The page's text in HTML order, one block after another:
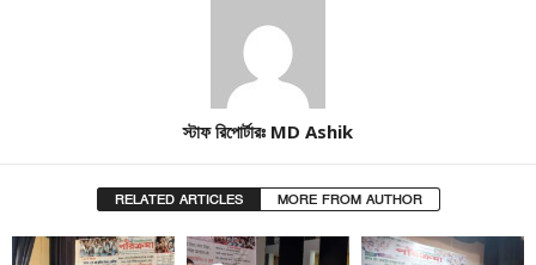
স্টাফ রিপোর্টারঃ MD Ashik
RELATED ARTICLES MORE FROM AUTHOR